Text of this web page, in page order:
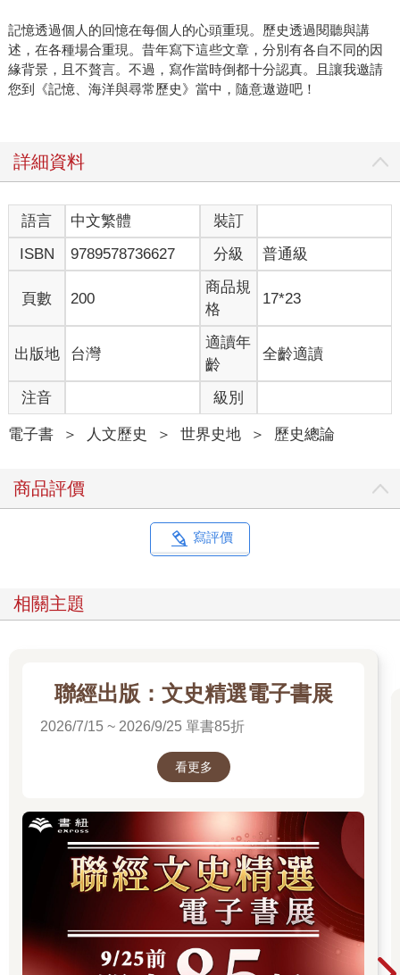
記憶透過個人的回憶在每個人的心頭重現。歷史透過閱聽與講
述，在各種場合重現。昔年寫下這些文章，分別有各自不同的因
緣背景，且不贅言。不過，寫作當時倒都十分認真。且讓我邀請
您到《記憶、海洋與尋常歷史》當中，隨意遨遊吧！
詳細資料
語言 中文繁體
裝訂
ISBN
9789578736627 分級 普通級
頁數 200
商品規
格
17*23
出版地 台灣
適讀年
齡
全齡適讀
注音 級別
電子書 ＞ 人文歷史 ＞ 世界史地 ＞ 歷史總論
商品評價
寫評價
相關主題
聯經出版：文史精選電子書展
2026/7/15 ~ 2026/9/25 單書85折
看更多